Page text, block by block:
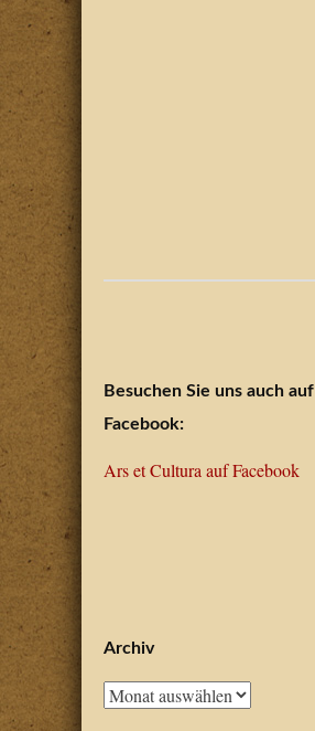
Besuchen Sie uns auch auf
Facebook:
Ars et Cultura auf Facebook
Archiv
Archiv